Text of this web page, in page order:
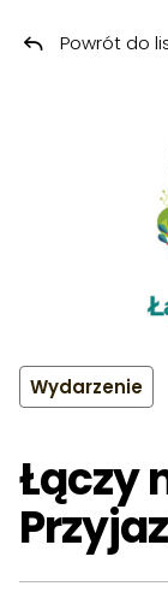
Wydarzenie
Łączy
Powrót do